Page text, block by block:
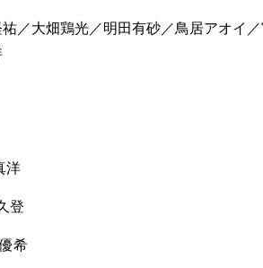
／大畑鶏光／明田有砂／鳥居アオイ
洋
登
希